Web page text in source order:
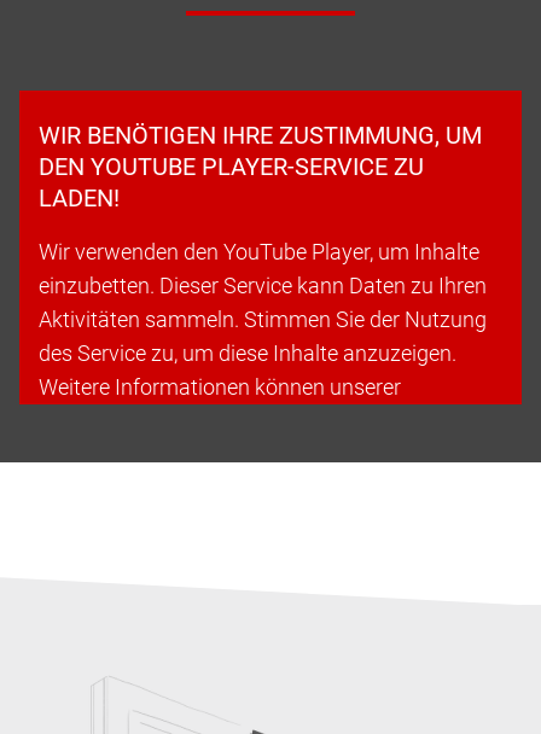
WIR BENÖTIGEN IHRE ZUSTIMMUNG, UM
DEN YOUTUBE PLAYER-SERVICE ZU
LADEN!
Wir verwenden den YouTube Player, um Inhalte
einzubetten. Dieser Service kann Daten zu Ihren
Aktivitäten sammeln. Stimmen Sie der Nutzung
des Service zu, um diese Inhalte anzuzeigen.
Weitere Informationen können unserer